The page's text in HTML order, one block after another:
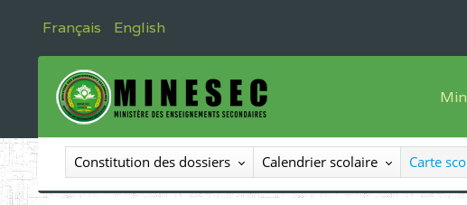
Français English
Le
Le
Constitution des dossiers Calendrier scolaire Carte